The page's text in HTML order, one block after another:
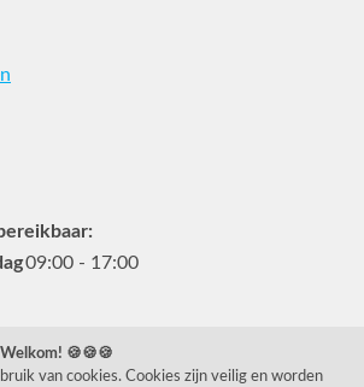
09:00 - 17:00
🍪🍪🍪
van cookies. Cookies zijn veilig en worden